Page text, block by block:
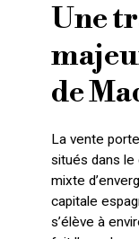
Une
de
La vente
situés dans le
mixte
capitale
s’élève à